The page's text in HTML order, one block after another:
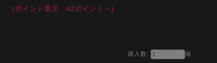
[ポイント還元 42ポイント～]
購入数: 個